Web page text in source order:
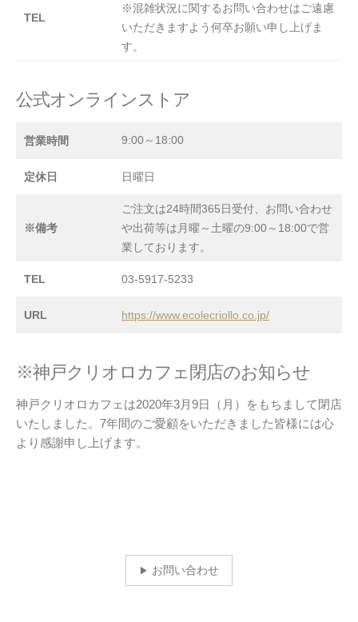
TEL
※混雑状況に関するお問い合わせはご遠慮
いただきますよう何卒お願い申し上げま
す。
公式オンラインストア
営業時間 9:00～18:00
定休日 日曜日
※備考
ご注文は24時間365日受付、お問い合わせ
や出荷等は月曜～土曜の9:00～18:00で営
業しております。
TEL 03-5917-5233
URL https://www.ecolecriollo.co.jp/
※神戸クリオロカフェ閉店のお知らせ
神戸クリオロカフェは2020年3月9日（月）をもちまして閉店
いたしました。7年間のご愛顧をいただきました皆様には心
より感謝申し上げます。
お問い合わせ